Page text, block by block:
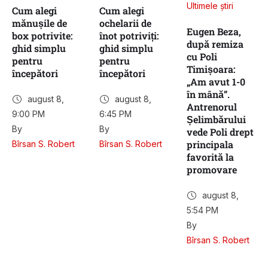
Cum alegi
mănușile de
box potrivite:
ghid simplu
pentru
începători
august 8
9:00 PM
By
Bîrsan S. Robert
Cum alegi
ochelarii de
înot potriviți:
ghid simplu
pentru
începători
august 8
6:45 PM
By
Bîrsan S. Robert
Ultimele știri
Eugen Beza,
după remiza
cu Poli
Timișoara:
„Am avut 1-0
în mână”.
Antrenorul
Șelimbărului
vede Poli drept
principala
favorită la
promovare
august 8
5:54 PM
By
Bîrsan S. Robert